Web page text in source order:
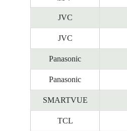
JVC
JVC
Panasonic
Panasonic
SMARTVUE
TCL